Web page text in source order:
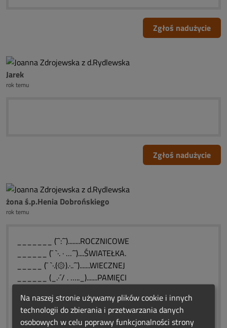
Zgłoś nadużycie
Jarek
rok temu
Zgłoś nadużycie
żona ś.p.Henia Dobrońskiego
rok temu
_______ (¯`:´¯)........ROCZNICOWE
______ (¯ `·. · …´¯)....ŚWIATEŁKA.
_____ (¯ `·.(۞).·..´¯).......WIECZNEJ
______ (_.·´/ . ….._).......PAMIĘCI
___*-:¦:-*_____0♥0♥_____♥0♥0
__*-:¦:-*____0♥0000♥___♥000♥0
Na naszej stronie używamy plików cookie i innych
technologii do zbierania i przetwarzania danych
osobowych w celu poprawy funkcjonalności strony